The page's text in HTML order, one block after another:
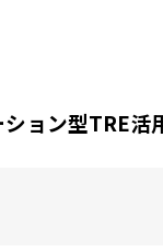
ョン型TRE